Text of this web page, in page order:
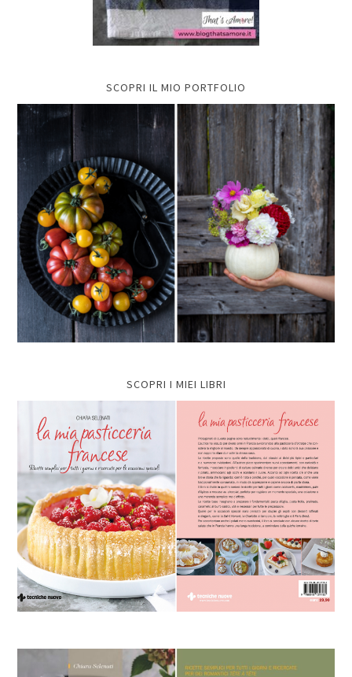
SCOPRI IL MIO PORTFOLIO
SCOPRI I MIEI LIBRI